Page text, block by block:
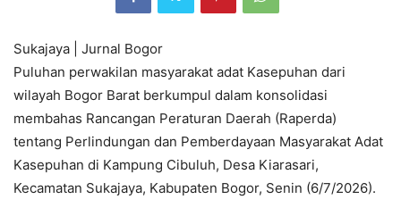
Sukajaya | Jurnal Bogor
Puluhan perwakilan masyarakat adat Kasepuhan dari
wilayah Bogor Barat berkumpul dalam konsolidasi
membahas Rancangan Peraturan Daerah (Raperda)
tentang Perlindungan dan Pemberdayaan Masyarakat Adat
Kasepuhan di Kampung Cibuluh, Desa Kiarasari,
Kecamatan Sukajaya, Kabupaten Bogor, Senin (6/7/2026).